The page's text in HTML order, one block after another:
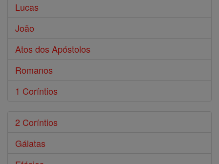
Lucas
João
Atos dos Apóstolos
Romanos
1 Coríntios
2 Coríntios
Gálatas